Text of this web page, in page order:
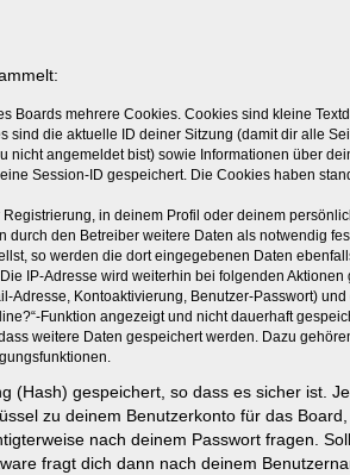
Boards mehrere Cookies. Cookies sind kleine
sind die aktuelle ID deiner Sitzung (damit dir alle
angemeldet bist) sowie Informationen über
Session-ID gespeichert. Die Cookies haben
in deinem Profil oder deinem
den Betreiber weitere Daten als notwendig
so werden die dort eingegebenen Daten
IP-Adresse wird weiterhin bei folgenden
Adresse, Kontoaktivierung, Benutzer-Passwort)
Funktion angezeigt und nicht dauerhaft
weitere Daten gespeichert werden. Dazu
(Hash) gespeichert, so dass es sicher ist.
zu deinem Benutzerkonto für das
nach deinem Passwort fragen.
fragt dich dann nach deinem